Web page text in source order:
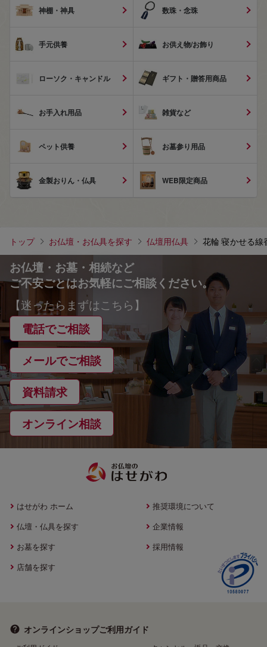
神棚・神具 数珠・念珠
手元供養 お供え物/お飾り
ローソク・キャンドル ギフト・贈答用商品
お手入れ用品 雑貨など
ペット供養 お墓参り用品
金製おりん・仏具 WEB限定商品
トップ お仏壇・お仏具を探す 仏壇用仏具 花輪 寝かせる線
お仏壇・お墓・相続など
ご不安ごとはお気軽にご相談ください。
【迷ったらまずはこちら】
電話でご相談
メールでご相談
資料請求
オンライン相談
はせがわ ホーム
仏壇・仏具を探す
お墓を探す
店舗を探す
推奨環境について
企業情報
採用情報
オンラインショップご利用ガイド